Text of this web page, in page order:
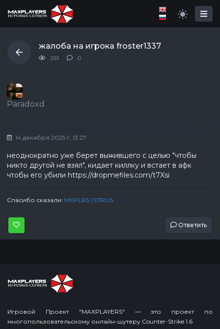
жалоба на игрока froster1337
261 0
Paradoxd
14 декабря 2025 г, 13:27
неоднократно уже берет выжившего с целью "чтобы
никто другой не взял", кидает киллку и встает в афк
чтобы его убили https://dropmefiles.com/t7Xsi
Спасибо сказали: MXPLRS | 93RUS
Ответить
Игровой Проект "MAXPLAYERS" — это проект по
многопользовательскому онлайн-шутеру Counter-Strike 1.6